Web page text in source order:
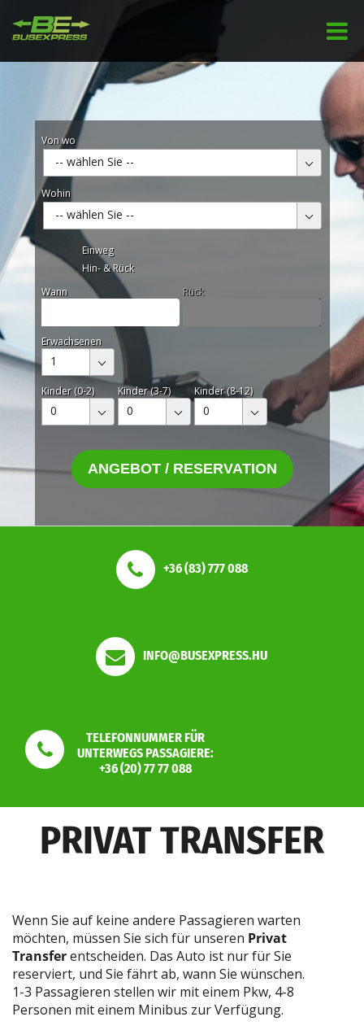
Von wo
-- wählen Sie --
Wohin
-- wählen Sie --
Einweg
Hin- & Rück
Wann
Rück
Erwachsenen
1
Kinder (0-2)
0
Kinder (3-7)
0
Kinder (8-12)
0
ANGEBOT / RESERVATION
+36 (83) 777 088
INFO@BUSEXPRESS.HU
TELEFONNUMMER FÜR
UNTERWEGS PASSAGIERE:
+36 (20) 77 77 088
PRIVAT TRANSFER
Wenn Sie auf keine andere Passagieren warten
möchten, müssen Sie sich für unseren Privat
Transferentscheiden. Das Auto ist nur für Sie
reserviert, und Sie fährt ab, wann Sie wünschen.
1-3 Passagieren stellen wir mit einem Pkw, 4-8
Personen mit einem Minibus zur Verfügung.